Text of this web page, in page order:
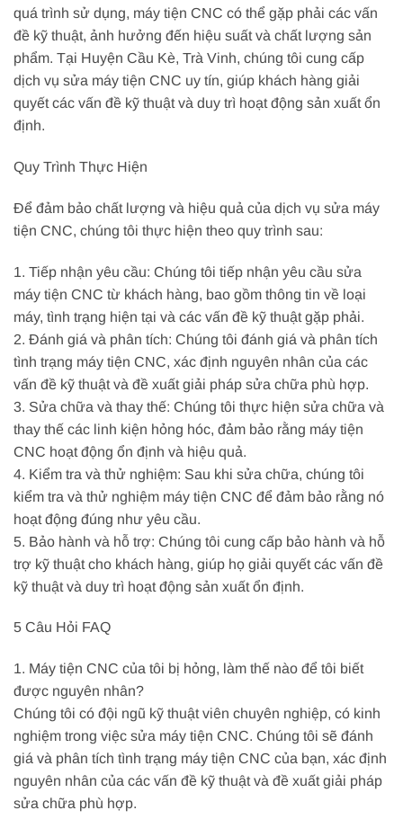
quá trình sử dụng, máy tiện CNC có thể gặp phải các vấn
đề kỹ thuật, ảnh hưởng đến hiệu suất và chất lượng sản
phẩm. Tại Huyện Cầu Kè, Trà Vinh, chúng tôi cung cấp
dịch vụ sửa máy tiện CNC uy tín, giúp khách hàng giải
quyết các vấn đề kỹ thuật và duy trì hoạt động sản xuất ổn
định.
Quy Trình Thực Hiện
Để đảm bảo chất lượng và hiệu quả của dịch vụ sửa máy
tiện CNC, chúng tôi thực hiện theo quy trình sau:
1. Tiếp nhận yêu cầu: Chúng tôi tiếp nhận yêu cầu sửa
máy tiện CNC từ khách hàng, bao gồm thông tin về loại
máy, tình trạng hiện tại và các vấn đề kỹ thuật gặp phải.
2. Đánh giá và phân tích: Chúng tôi đánh giá và phân tích
tình trạng máy tiện CNC, xác định nguyên nhân của các
vấn đề kỹ thuật và đề xuất giải pháp sửa chữa phù hợp.
3. Sửa chữa và thay thế: Chúng tôi thực hiện sửa chữa và
thay thế các linh kiện hỏng hóc, đảm bảo rằng máy tiện
CNC hoạt động ổn định và hiệu quả.
4. Kiểm tra và thử nghiệm: Sau khi sửa chữa, chúng tôi
kiểm tra và thử nghiệm máy tiện CNC để đảm bảo rằng nó
hoạt động đúng như yêu cầu.
5. Bảo hành và hỗ trợ: Chúng tôi cung cấp bảo hành và hỗ
trợ kỹ thuật cho khách hàng, giúp họ giải quyết các vấn đề
kỹ thuật và duy trì hoạt động sản xuất ổn định.
5 Câu Hỏi FAQ
1. Máy tiện CNC của tôi bị hỏng, làm thế nào để tôi biết
được nguyên nhân?
Chúng tôi có đội ngũ kỹ thuật viên chuyên nghiệp, có kinh
nghiệm trong việc sửa máy tiện CNC. Chúng tôi sẽ đánh
giá và phân tích tình trạng máy tiện CNC của bạn, xác định
nguyên nhân của các vấn đề kỹ thuật và đề xuất giải pháp
sửa chữa phù hợp.